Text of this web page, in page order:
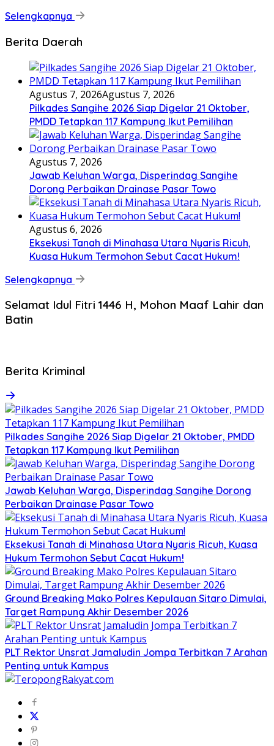
Selengkapnya
Berita Daerah
Agustus 7, 2026Agustus 7, 2026
Pilkades Sangihe 2026 Siap Digelar 21 Oktober,
PMDD Tetapkan 117 Kampung Ikut Pemilihan
Agustus 7, 2026
Jawab Keluhan Warga, Disperindag Sangihe
Dorong Perbaikan Drainase Pasar Towo
Agustus 6, 2026
Eksekusi Tanah di Minahasa Utara Nyaris Ricuh,
Kuasa Hukum Termohon Sebut Cacat Hukum!
Selengkapnya
Selamat Idul Fitri 1446 H, Mohon Maaf Lahir dan
Batin
Berita Kriminal
Pilkades Sangihe 2026 Siap Digelar 21 Oktober, PMDD
Tetapkan 117 Kampung Ikut Pemilihan
Jawab Keluhan Warga, Disperindag Sangihe Dorong
Perbaikan Drainase Pasar Towo
Eksekusi Tanah di Minahasa Utara Nyaris Ricuh, Kuasa
Hukum Termohon Sebut Cacat Hukum!
Ground Breaking Mako Polres Kepulauan Sitaro Dimulai,
Target Rampung Akhir Desember 2026
​PLT Rektor Unsrat Jamaludin Jompa Terbitkan 7 Arahan
Penting untuk Kampus